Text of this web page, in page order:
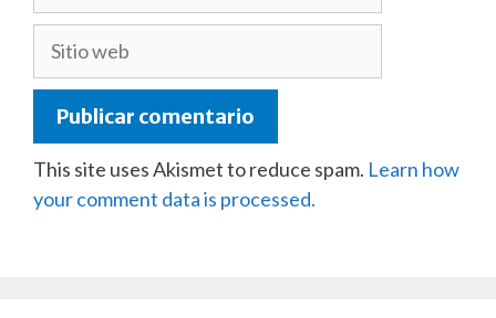
This site uses Akismet to reduce spam. Learn how
your comment data is processed.